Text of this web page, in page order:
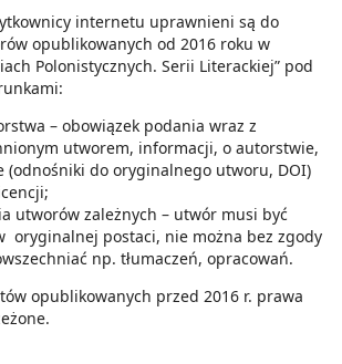
internetu uprawnieni są do
opublikowanych od 2016 roku w
Polonistycznych. Serii Literackiej” pod
– obowiązek podania wraz z
utworem, informacji, o autorstwie,
(odnośniki do oryginalnego utworu, DOI)
utworów zależnych – utwór musi być
oryginalnej postaci, nie można bez zgody
np. tłumaczeń, opracowań.
opublikowanych przed 2016 r. prawa